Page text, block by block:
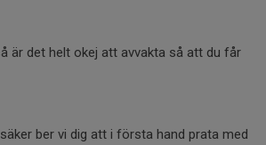
är det helt okej att avvakta så att du får
ber vi dig att i första hand prata med